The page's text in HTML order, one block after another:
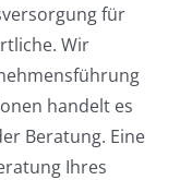
für
Wir
handelt es
Beratung. Eine
Ihres